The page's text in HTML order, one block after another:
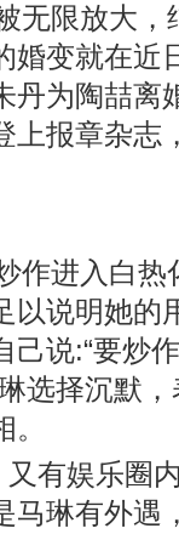
无限放大
婚变就在近
丹为陶喆
上报章杂志
作进入白热
以说明她的
己说:“要炒
选择沉默
有娱乐圈
马琳有外遇